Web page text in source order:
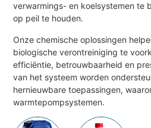
verwarmings- en koelsystemen te
op peil te houden.
Onze chemische oplossingen
biologische verontreiniging te
efficiëntie, betrouwbaarheid en
van het systeem worden
hernieuwbare toepassingen,
warmtepompsystemen.